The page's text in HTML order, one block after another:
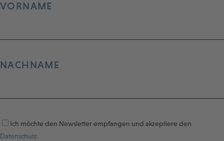
VORNAME
NACHNAME
Ich möchte den Newsletter empfangen und akzeptiere den
Datenschutz.